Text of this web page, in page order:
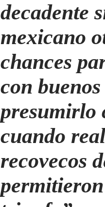
decadente
mexicano
chances
con
presumirlo
cuando
recovecos
permitieron